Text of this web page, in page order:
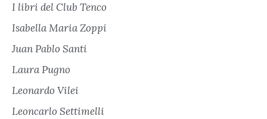
I libri del Club Tenco
Isabella Maria Zoppi
Juan Pablo Santi
Laura Pugno
Leonardo Vilei
Leoncarlo Settimelli